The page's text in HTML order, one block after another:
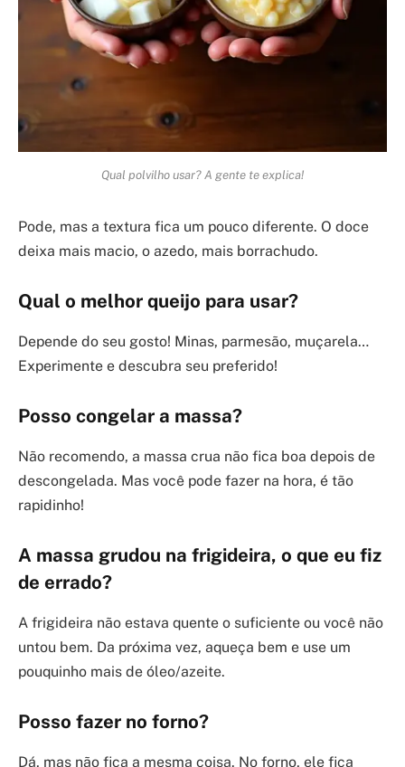
Qual polvilho usar? A gente te explica!
Pode, mas a textura fica um pouco diferente. O doce
deixa mais macio, o azedo, mais borrachudo.
Qual o melhor queijo para usar?
Depende do seu gosto! Minas, parmesão, muçarela…
Experimente e descubra seu preferido!
Posso congelar a massa?
Não recomendo, a massa crua não fica boa depois de
descongelada. Mas você pode fazer na hora, é tão
rapidinho!
A massa grudou na frigideira, o que eu fiz
de errado?
A frigideira não estava quente o suficiente ou você não
untou bem. Da próxima vez, aqueça bem e use um
pouquinho mais de óleo/azeite.
Posso fazer no forno?
Dá, mas não fica a mesma coisa. No forno, ele fica